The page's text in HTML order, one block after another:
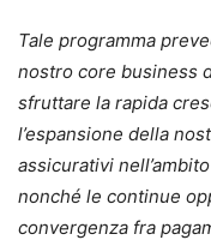
Tale programma
nostro core business
sfruttare la rapida
l’espansione della
assicurativi
nonché le continue
convergenza fra